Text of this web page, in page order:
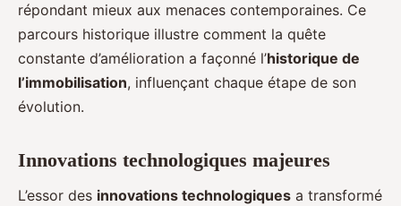
répondant mieux aux menaces contemporaines. Ce
parcours historique illustre comment la quête
constante d’amélioration a façonné l’historique de
l’immobilisation, influençant chaque étape de son
évolution.
Innovations technologiques majeures
L’essor des innovations technologiques a transformé